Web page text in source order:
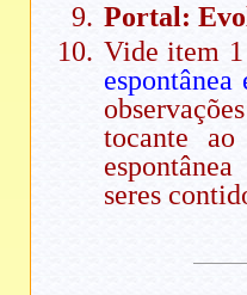
Portal:
Vide item
espontânea
tocante ao
seres